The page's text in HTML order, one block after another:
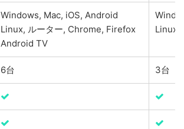
Windows, Mac, iOS, Android
Linux, ルーター, Chrome, Firefox
Android TV
Linux,
6台 3台